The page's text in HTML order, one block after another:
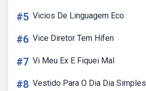
#5 Vicios De Linguagem Eco
#6 Vice Diretor Tem Hífen
#7 Vi Meu Ex E Fiquei Mal
#8 Vestido Para O Dia Dia Simples